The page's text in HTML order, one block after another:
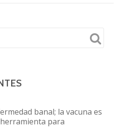
banal; la vacuna es
para